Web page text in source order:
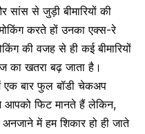
से जुड़ी बीमारियों की
करते हों उनका एक्स-रे
की वजह से ही कई बीमारियों
का खतरा बढ़ जाता है।
एक बार फुल बॉडी चेकअप
आपको फिट मानते हैं लेकिन,
में हम शिकार हो ही जाते